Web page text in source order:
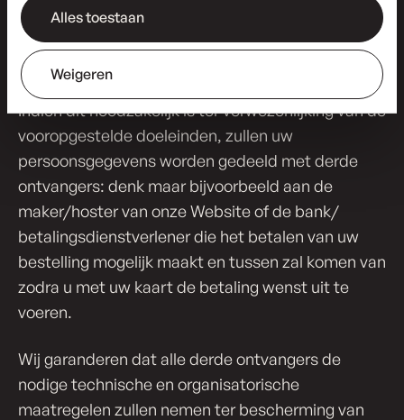
Alles toestaan
Weigeren
Delen wij uw per­soons­ge­ge­vens met derden?
Indien dit noodzakelijk is ter verwezenlijking van de
vooropgestelde doeleinden, zullen uw
persoonsgegevens worden gedeeld met derde
ontvangers: denk maar bijvoorbeeld aan de
maker/hoster van onze Website of de bank/
betalingsdienstverlener die het betalen van uw
bestelling mogelijk maakt en tussen zal komen van
zodra u met uw kaart de betaling wenst uit te
voeren.
Wij garanderen dat alle derde ontvangers de
nodige technische en organisatorische
maatregelen zullen nemen ter bescherming van